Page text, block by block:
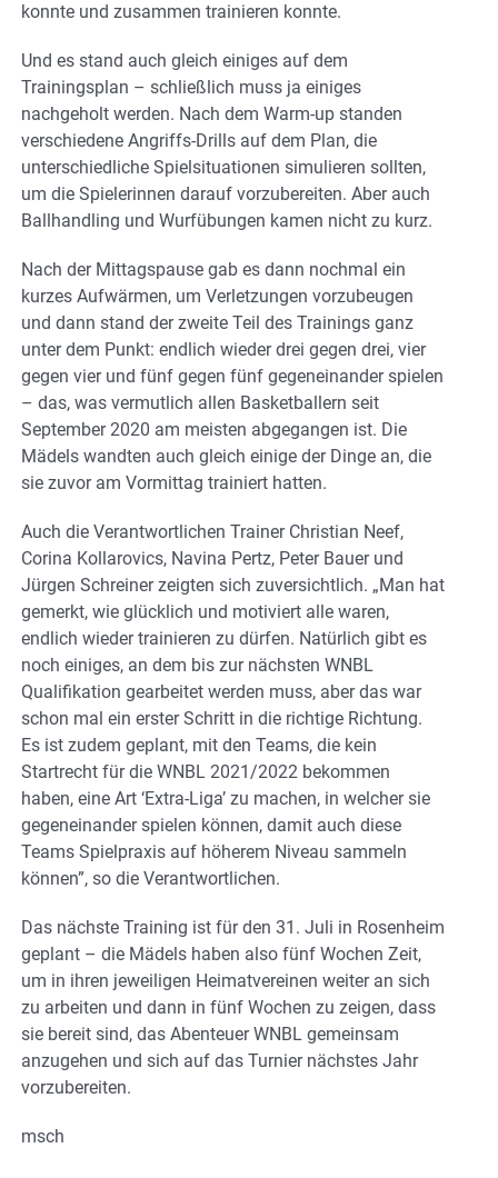
konnte und zusammen trainieren konnte.
Und es stand auch gleich einiges auf dem
Trainingsplan – schließlich muss ja einiges
nachgeholt werden. Nach dem Warm-up standen
verschiedene Angriffs-Drills auf dem Plan, die
unterschiedliche Spielsituationen simulieren sollten,
um die Spielerinnen darauf vorzubereiten. Aber auch
Ballhandling und Wurfübungen kamen nicht zu kurz.
Nach der Mittagspause gab es dann nochmal ein
kurzes Aufwärmen, um Verletzungen vorzubeugen
und dann stand der zweite Teil des Trainings ganz
unter dem Punkt: endlich wieder drei gegen drei, vier
gegen vier und fünf gegen fünf gegeneinander spielen
– das, was vermutlich allen Basketballern seit
September 2020 am meisten abgegangen ist. Die
Mädels wandten auch gleich einige der Dinge an, die
sie zuvor am Vormittag trainiert hatten.
Auch die Verantwortlichen Trainer Christian Neef,
Corina Kollarovics, Navina Pertz, Peter Bauer und
Jürgen Schreiner zeigten sich zuversichtlich. „Man hat
gemerkt, wie glücklich und motiviert alle waren,
endlich wieder trainieren zu dürfen. Natürlich gibt es
noch einiges, an dem bis zur nächsten WNBL
Qualifikation gearbeitet werden muss, aber das war
schon mal ein erster Schritt in die richtige Richtung.
Es ist zudem geplant, mit den Teams, die kein
Startrecht für die WNBL 2021/2022 bekommen
haben, eine Art ‘Extra-Liga’ zu machen, in welcher sie
gegeneinander spielen können, damit auch diese
Teams Spielpraxis auf höherem Niveau sammeln
können”, so die Verantwortlichen.
Das nächste Training ist für den 31. Juli in Rosenheim
geplant – die Mädels haben also fünf Wochen Zeit,
um in ihren jeweiligen Heimatvereinen weiter an sich
zu arbeiten und dann in fünf Wochen zu zeigen, dass
sie bereit sind, das Abenteuer WNBL gemeinsam
anzugehen und sich auf das Turnier nächstes Jahr
vorzubereiten.
msch